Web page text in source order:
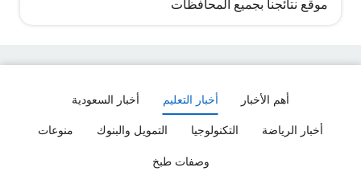
موقع نتائجنا بجميع المحافظات
أهم الأخبار أخبار التعليم أخبار السعودية
أخبار الرياضة التكنولوجيا التمويل والبنوك منوعات
وصفات طبخ